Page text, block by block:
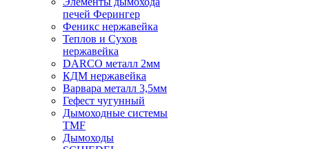
печей Ферингер
Феникс нержавейка
Теплов и Сухов
нержавейка
DARCO металл 2мм
КДМ нержавейка
Варвара металл 3,5мм
Гефест чугунный
Дымоходные системы
TMF
Дымоходы